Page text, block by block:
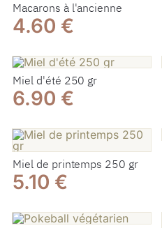
Macarons à l'ancienne
4.60 €
Miel d'été 250 gr
6.90 €
Miel de printemps 250 gr
5.10 €